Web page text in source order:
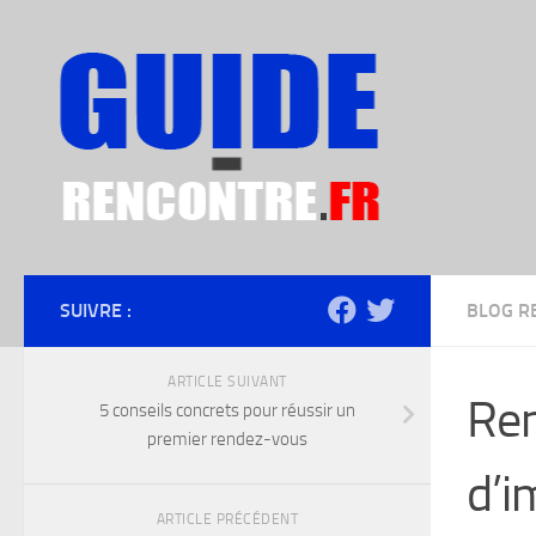
BLOG
SUIVRE :
ARTICLE SUIVANT
5 conseils concrets pour réussir un
premier rendez-vous
ARTICLE PRÉCÉDENT